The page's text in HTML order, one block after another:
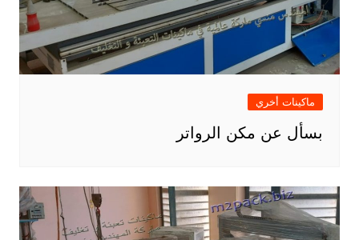
ماكينات أخري
بسأل عن مكن الرواتر